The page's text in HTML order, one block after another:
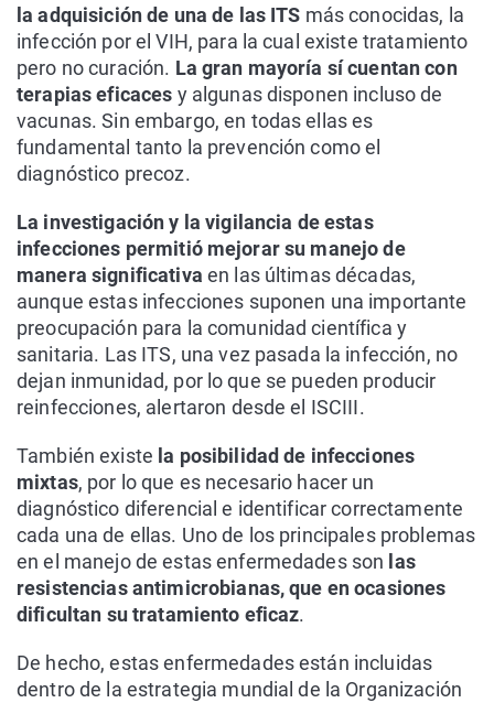
la adquisición de una de las ITS más conocidas, la
infección por el VIH, para la cual existe tratamiento
pero no curación. La gran mayoría sí cuentan con
terapias eficaces y algunas disponen incluso de
vacunas. Sin embargo, en todas ellas es
fundamental tanto la prevención como el
diagnóstico precoz.
La investigación y la vigilancia de estas
infecciones permitió mejorar su manejo de
manera significativa en las últimas décadas,
aunque estas infecciones suponen una importante
preocupación para la comunidad científica y
sanitaria. Las ITS, una vez pasada la infección, no
dejan inmunidad, por lo que se pueden producir
reinfecciones, alertaron desde el ISCIII.
También existe la posibilidad de infecciones
mixtas, por lo que es necesario hacer un
diagnóstico diferencial e identificar correctamente
cada una de ellas. Uno de los principales problemas
en el manejo de estas enfermedades son las
resistencias antimicrobianas, que en ocasiones
dificultan su tratamiento eficaz.
De hecho, estas enfermedades están incluidas
dentro de la estrategia mundial de la Organización